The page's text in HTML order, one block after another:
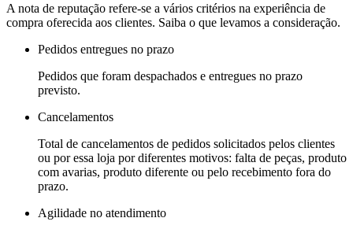
A nota de reputação refere-se a vários critérios na experiência de
compra oferecida aos clientes. Saiba o que levamos a consideração.
Pedidos entregues no prazo
Pedidos que foram despachados e entregues no prazo
previsto.
Cancelamentos
Total de cancelamentos de pedidos solicitados pelos clientes
ou por essa loja por diferentes motivos: falta de peças, produto
com avarias, produto diferente ou pelo recebimento fora do
prazo.
Agilidade no atendimento